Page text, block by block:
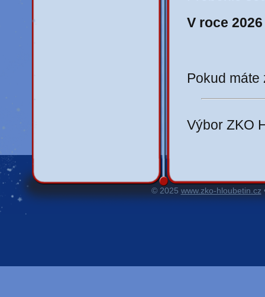
V roce
Pokud máte
Výbor ZKO
© 2025 www.zko-hloubetin.cz